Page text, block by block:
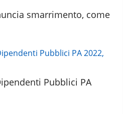
smarrimento, come
Pubblici PA